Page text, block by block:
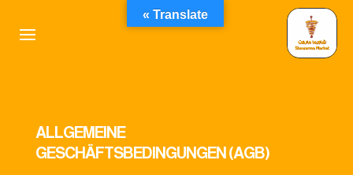
ALLGEMEINE
GESCHÄFTSBEDINGUNGEN (AGB)
Translate »